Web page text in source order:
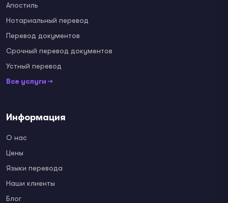
Апостиль
Нотариальный перевод
Перевод документов
Срочный перевод документов
Устный перевод
Все услуги →
Информация
О нас
Цены
Языки перевода
Наши клиенты
Блог